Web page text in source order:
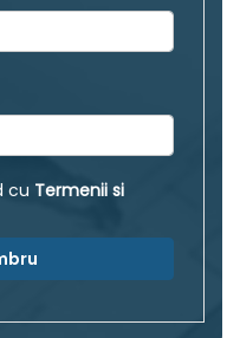
cu Termenii si